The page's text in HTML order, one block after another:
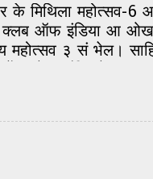
के मिथिला महोत्सव-
क्लब ऑफ इंडिया आ
३ सं भेल।